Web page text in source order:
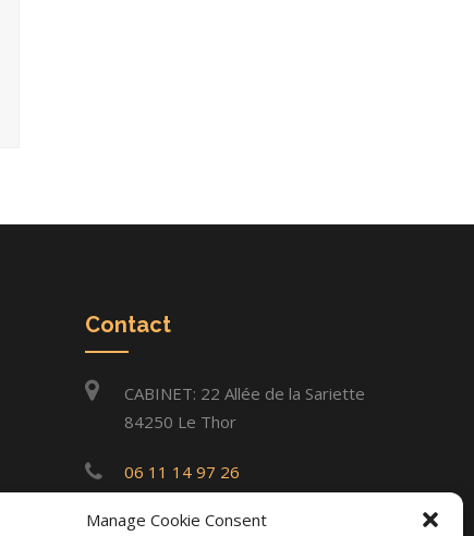
Manage Cookie Consent
Contact
CABINET: 22 Allée de la Sariette
84250 Le Thor
06 11 14 97 26
infos@gilles-lacourt.com